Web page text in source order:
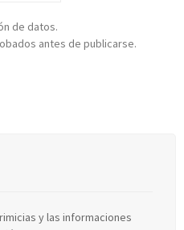
de datos.
antes de publicarse.
y las informaciones